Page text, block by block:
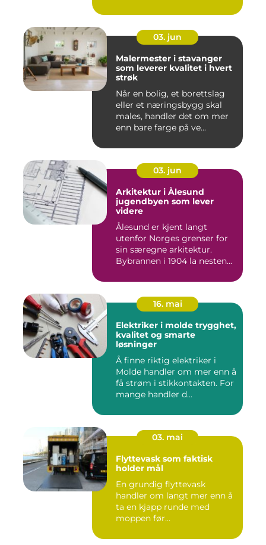
03. jun
Malermester i stavanger
som leverer kvalitet i hvert
strøk
Når en bolig, et borettslag
eller et næringsbygg skal
males, handler det om mer
enn bare farge på ve...
03. jun
Arkitektur i Ålesund
jugendbyen som lever
videre
Ålesund er kjent langt
utenfor Norges grenser for
sin særegne arkitektur.
Bybrannen i 1904 la nesten...
16. mai
Elektriker i molde trygghet,
kvalitet og smarte
løsninger
Å finne riktig elektriker i
Molde handler om mer enn å
få strøm i stikkontakten. For
mange handler d...
03. mai
Flyttevask som faktisk
holder mål
En grundig flyttevask
handler om langt mer enn å
ta en kjapp runde med
moppen før